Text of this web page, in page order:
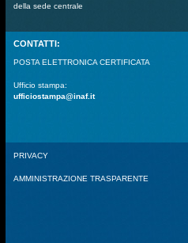
della sede centrale
CONTATTI:
POSTA ELETTRONICA CERTIFICATA
Ufficio stampa:
ufficiostampa@inaf.it
PRIVACY
AMMINISTRAZIONE TRASPARENTE